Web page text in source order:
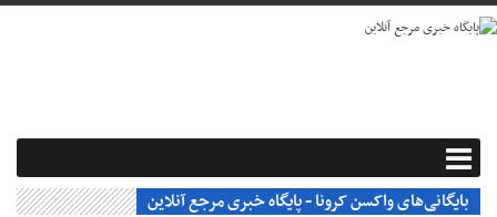
بایگانی‌های واکسن کرونا - پایگاه خبری مرجع آنلاین